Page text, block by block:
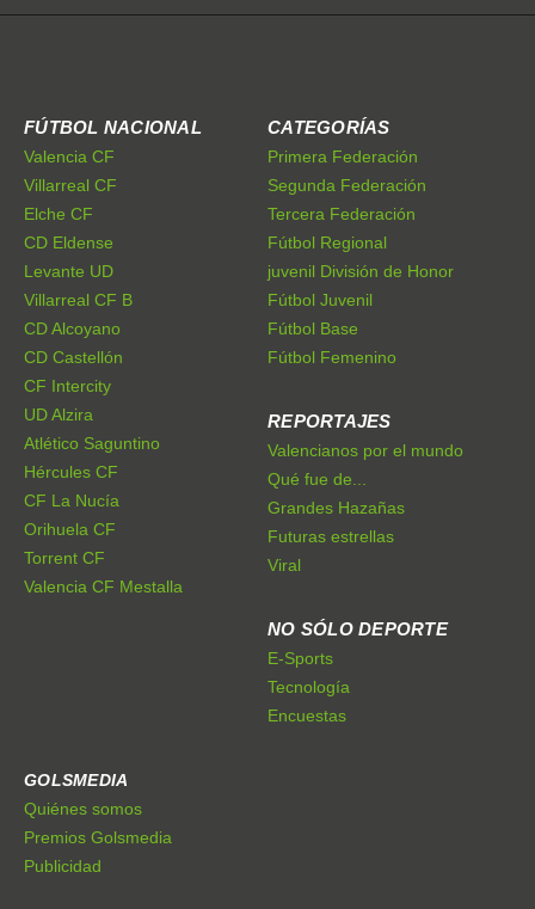
FÚTBOL NACIONAL
Valencia CF
Villarreal CF
Elche CF
CD Eldense
Levante UD
Villarreal CF B
CD Alcoyano
CD Castellón
CF Intercity
UD Alzira
Atlético Saguntino
Hércules CF
CF La Nucía
Orihuela CF
Torrent CF
Valencia CF Mestalla
CATEGORÍAS
Primera Federación
Segunda Federación
Tercera Federación
Fútbol Regional
juvenil División de Honor
Fútbol Juvenil
Fútbol Base
Fútbol Femenino
REPORTAJES
Valencianos por el mundo
Qué fue de...
Grandes Hazañas
Futuras estrellas
Viral
NO SÓLO DEPORTE
E-Sports
Tecnología
Encuestas
GOLSMEDIA
Quiénes somos
Premios Golsmedia
Publicidad